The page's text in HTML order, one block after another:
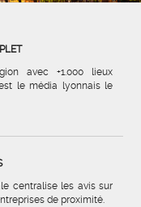
avec +1.000 lieux
le média lyonnais le
centralise les avis sur
de proximité.